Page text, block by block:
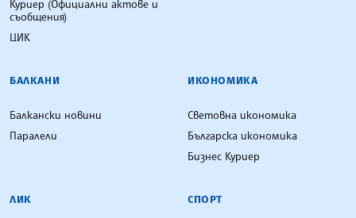
Куриер (Официални актове и
съобщения)
ЦИК
БАЛКАНИ
Балкански новини
Паралели
ИКОНОМИКА
Световна икономика
Българска икономика
Бизнес Куриер
ЛИК СПОРТ